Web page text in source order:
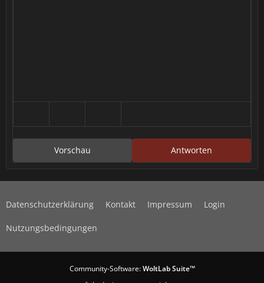
Antworten
Vorschau
Datenschutzerklärung Kontakt Impressum Login
Nutzungsbedingungen
Community-Software:WoltLab Suite™